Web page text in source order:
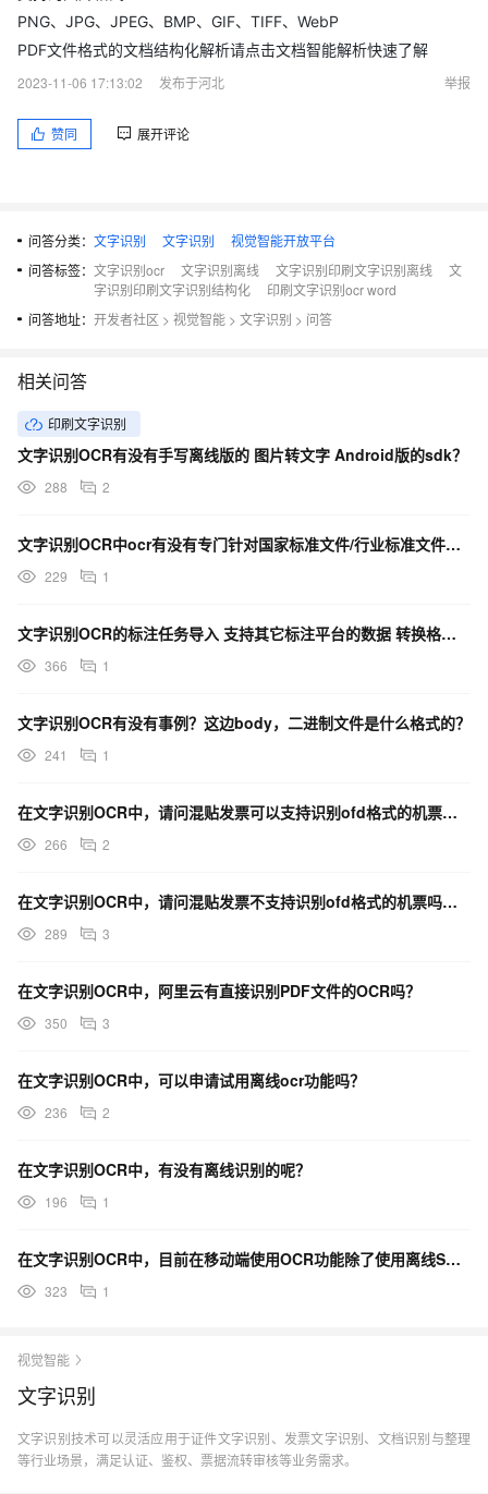
PNG、JPG、JPEG、BMP、GIF、TIFF、WebP
PDF文件格式的文档结构化解析请点击文档智能解析快速了解
2023-11-06 17:13:02
发布于河北 举报
赞同 展开评论
问答分类： 文字识别 文字识别
视觉智能开放平台
问答标签： 文字识别ocr 文字识别离线 文字识别印刷文字识别离线
文
字识别印刷文字识别结构化
印刷文字识别ocr word
问答地址： 开发者社区 > 视觉智能 > 文字识别 > 问答
相关问答
印刷文字识别
文字识别OCR有没有手写离线版的 图片转文字 Android版的sdk？
288 2
文字识别OCR中ocr有没有专门针对国家标准文件/行业标准文件的pdf识别接口？
229 1
文字识别OCR的标注任务导入 支持其它标注平台的数据 转换格式以后导入么？
366 1
文字识别OCR有没有事例？这边body，二进制文件是什么格式的？
241 1
在文字识别OCR中，请问混贴发票可以支持识别ofd格式的机票吗？
266 2
在文字识别OCR中，请问混贴发票不支持识别ofd格式的机票吗？通过机票识别接口可以识别？
289 3
在文字识别OCR中，阿里云有直接识别PDF文件的OCR吗？
350 3
在文字识别OCR中，可以申请试用离线ocr功能吗？
236 2
在文字识别OCR中，有没有离线识别的呢？
196 1
在文字识别OCR中，目前在移动端使用OCR功能除了使用离线SDK，没有可以直接调用的API的嘛？
323 1
视觉智能
文字识别
文字识别技术可以灵活应用于证件文字识别、发票文字识别、文档识别与整理
等行业场景，满足认证、鉴权、票据流转审核等业务需求。